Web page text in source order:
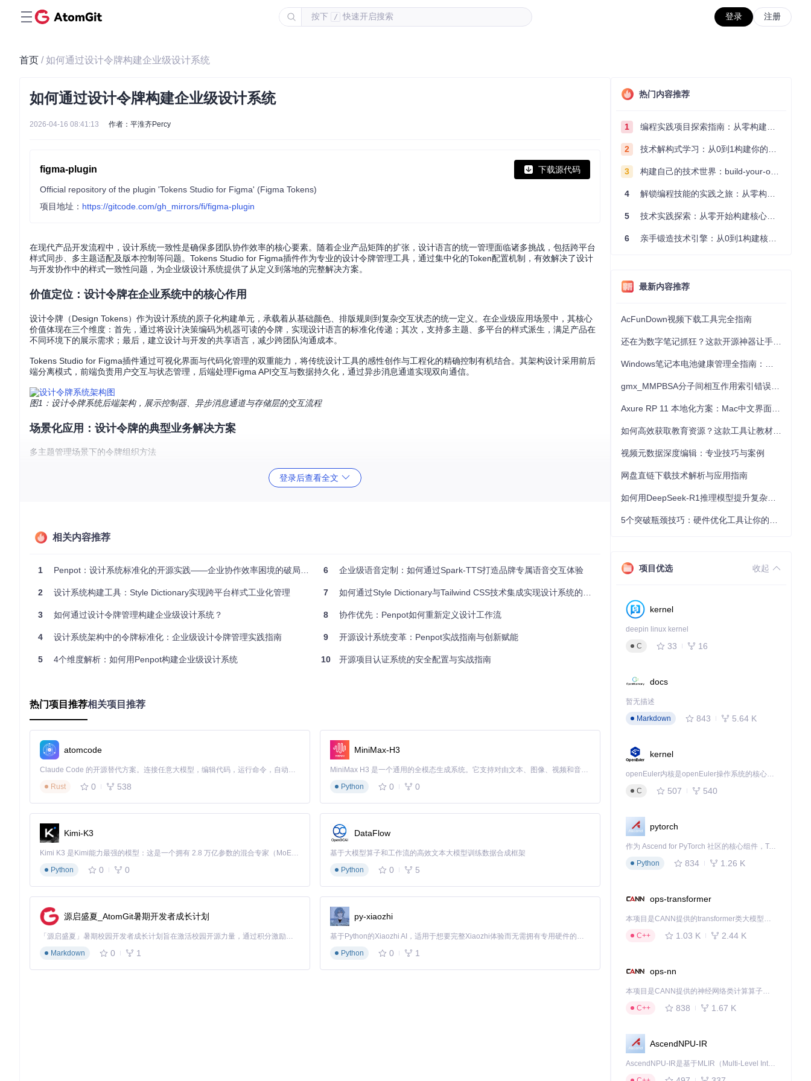
按下 / 快速开启搜索 登录 注册
首页 / 如何通过设计令牌构建企业级设计系统
如何通过设计令牌构建企业级设计系统
2026-04-16 08:41:13 作者：平淮齐Percy
figma-plugin 下载源代码
Official repository of the plugin 'Tokens Studio for Figma' (Figma Tokens)
项目地址： https://gitcode.com/gh_mirrors/fi/figma-plugin
在现代产品开发流程中，设计系统一致性是确保多团队协作效率的核心要素。随着企业产品矩阵的扩张，设计语言的统一管理面临诸多挑战，包括跨平台
样式同步、多主题适配及版本控制等问题。Tokens Studio for Figma插件作为专业的设计令牌管理工具，通过集中化的Token配置机制，有效解决了设计
与开发协作中的样式一致性问题，为企业级设计系统提供了从定义到落地的完整解决方案。
价值定位：设计令牌在企业系统中的核心作用
设计令牌（Design Tokens）作为设计系统的原子化构建单元，承载着从基础颜色、排版规则到复杂交互状态的统一定义。在企业级应用场景中，其核心
价值体现在三个维度：首先，通过将设计决策编码为机器可读的令牌，实现设计语言的标准化传递；其次，支持多主题、多平台的样式派生，满足产品在
不同环境下的展示需求；最后，建立设计与开发的共享语言，减少跨团队沟通成本。
Tokens Studio for Figma插件通过可视化界面与代码化管理的双重能力，将传统设计工具的感性创作与工程化的精确控制有机结合。其架构设计采用前后
端分离模式，前端负责用户交互与状态管理，后端处理Figma API交互与数据持久化，通过异步消息通道实现双向通信。
图1：设计令牌系统后端架构，展示控制器、异步消息通道与存储层的交互流程
场景化应用：设计令牌的典型业务解决方案
多主题管理场景下的令牌组织方法
企业产品通常需要支持至少Light/Dark两种主题模式，Tokens Studio提供了结构化的主题管理机制。配置要点包括：在令牌命名规范中嵌入主题标识，如
；利用插件的主题切换功能，实现设计稿的一键主题转换；通过令牌集（Token Sets）功能，管理不同主题间的
注意事项：主题切换时需确保所有界面元素正确响应令牌变化，特别是自定义组件和第三方插件生成的元素。建议在主题配置完成后进行自动化检查，验
大型团队协作场景下的分支管理策略
多团队协作时，设计令牌的版本控制至关重要。Tokens Studio的分支管理功能支持以下工作流：为每个功能模块创建独立分支，如feat/button-style
图3：分支管理界面，支持创建、切换和比较不同令牌版本
💡 最佳实践：建立"主分支+环境分支+功能分支"的三级分支结构，主分支保持生产环境可用状态，环境分支对应测试/预发布环境，功能分支用于日常开
文本系统作为设计系统的核心组成部分，需要在不同设备上保持一致的可读性。配置步骤包括：设定基础字号基准（如1rem=16px）；定义字体家族与字
重的令牌映射；建立响应式字号比例，如移动端14px、平板16px、桌面18px。
图4：响应式文本配置界面，展示rem基准设置与字体属性控制
关键参数：行高应设置为字号的1.5-1.6倍确保可读性；字间距在小字号时适当增大0.5-1px提升清晰度。
企业级设计系统应采用三层令牌架构：基础层（Base Tokens）包含原始值定义，如color.blue.500
途，如 bg.primary 引用color.blue.500；组件层（Component Tokens）针对特定组件定制，如button.primary.bg引用 bg.primary
令牌格式迁移与兼容性处理
随着设计系统的演进，令牌格式可能需要升级（如从 t yp type/ yp e
value格式迁移到type/value格式）。迁移步骤包括：使用插件的格式转换工具批量处
理现有令牌；启用兼容模式确保旧版设计文件正常工作；通过版本控制记录格式变更，便于回滚。
登录后查看全文
相关内容推荐
1 Penpot：设计系统标准化的开源实践——企业协作效率困境的破局之道
2 设计系统构建工具：Style Dictionary实现跨平台样式工业化管理
3 如何通过设计令牌管理构建企业级设计系统？
4 设计系统架构中的令牌标准化：企业级设计令牌管理实践指南
5 4个维度解析：如何用Penpot构建企业级设计系统
6 企业级语音定制：如何通过Spark-TTS打造品牌专属语音交互体验
7 如何通过Style Dictionary与Tailwind CSS技术集成实现设计系统的业务价值提升
8 协作优先：Penpot如何重新定义设计工作流
9 开源设计系统变革：Penpot实战指南与创新赋能
10 开源项目认证系统的安全配置与实战指南
热门项目推荐相关项目推荐
atomcode
Claude Code 的开源替代方案。连接任意大模型，编辑代码，运行命令，自动验证 — 全自动执行。用 Rust 构建，极致性能。 ｜ An open-source alternative to Claude Code. Connect any LLM, edit code, run commands, and verify changes — autonomously. Built in Rust for speed. Get Started
Rust
0 538
MiniMax-H3
MiniMax H3 是一个通用的全模态生成系统。它支持对由文本、图像、视频和音频组成的多模态上下文进行统一理解，并能生成分辨率高达 2K、时长可达 15 秒的带原生立体声音频的视频。得益于面向任务泛化的系统设计，H3 在预训练阶段就已具备广泛的多模态上下文理解与生成能力，能够出色地执行复杂的多模态指令。
Python
0 0
Kimi-K3
Kimi K3 是Kimi能力最强的模型：这是一个拥有 2.8 万亿参数的混合专家（MoE）模型，具备原生视觉理解能力，并支持 100 万 token 的上下文窗口。
Python
0 0
DataFlow
基于大模型算子和工作流的高效文本大模型训练数据合成框架
Python
0 5
源启盛夏_AtomGit暑期开发者成长计划
「源启盛夏」暑期校园开发者成长计划旨在激活校园开源力量，通过积分激励、认证扶持、资源倾斜等形式，引导高校组织和开发者完成「入驻 — 建项目 — 做贡献 — 获认证 — 得资源」的完整闭环。无论你是想带领社团入驻平台的组织者，还是希望用代码贡献证明自己的开发者，都能在这里找到属于你的成长路径。
Markdown
0 1
py-xiaozhi
基于Python的Xiaozhi AI，适用于想要完整Xiaozhi体验而无需拥有专用硬件的用户。
Python
0 1
热门内容推荐
1 编程实践项目探索指南：从零构建技术能力体系
2 技术解构式学习：从0到1构建你的编程知识体系
3 构建自己的技术世界：build-your-own-x项目的实践探索指南
4 解锁编程技能的实践之旅：从零构建你的技术世界
5 技术实践探索：从零开始构建核心系统的实践指南
6 亲手锻造技术引擎：从0到1构建核心系统的实践指南
最新内容推荐
AcFunDown视频下载工具完全指南
视频元数据深度编辑：专业技巧与案例
网盘直链下载技术解析与应用指南
项目优选 收起
kernel
deepin linux kernel
C
33 16
docs
暂无描述
Markdown
843 5.64 K
kernel
openEuler内核是openEuler操作系统的核心，既是系统性能与稳定性的基石，也是连接处理器、设备与服务的桥梁。
C
507 540
pytorch
作为 Ascend for PyTorch 社区的核心组件，TorchNPU 是昇腾专为 PyTorch 打造的深度学习适配插件，使 PyTorch 框架能够直接调用昇腾 NPU，为开发者提供昇腾 AI 处理器的超强算力。
Python
834 1.26 K
ops-transformer
本项目是CANN提供的transformer类大模型算子库，实现网络在NPU上加速计算。
C++
1.03 K 2.44 K
ops-nn
本项目是CANN提供的神经网络类计算算子库，实现网络在NPU上加速计算。
C++
838 1.67 K
AscendNPU-IR
AscendNPU-IR是基于MLIR（Multi-Level Intermediate Representation）构建的，面向昇腾亲和算子编译时使用的中间表示，提供昇腾完备表达能力，通过编译优化提升昇腾AI处理器计算效率，支持通过生态框架使能昇腾AI处理器与深度调优